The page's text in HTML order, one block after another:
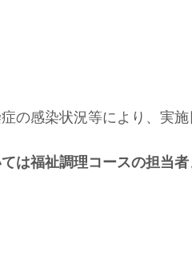
の感染状況等により、実
は福祉調理コースの担当